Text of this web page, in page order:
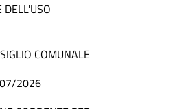
COMUNALE
2026